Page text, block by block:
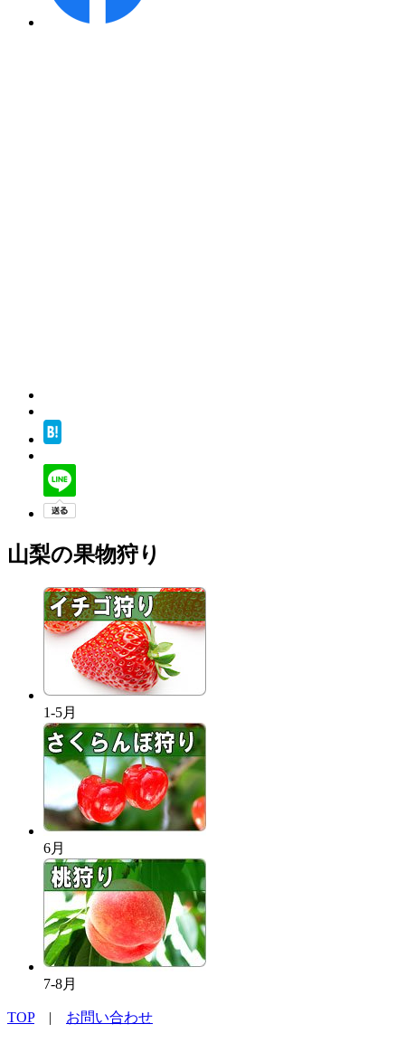
山梨の果物狩り
1-5月
6月
7-8月
TOP| お問い合わせ